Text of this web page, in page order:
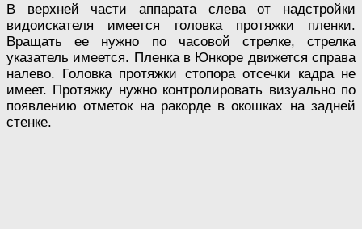
В верхней части аппарата слева от надстройки
видоискателя имеется головка протяжки пленки.
Вращать ее нужно по часовой стрелке, стрелка
указатель имеется. Пленка в Юнкоре движется справа
налево. Головка протяжки стопора отсечки кадра не
имеет. Протяжку нужно контролировать визуально по
появлению отметок на ракорде в окошках на задней
стенке.